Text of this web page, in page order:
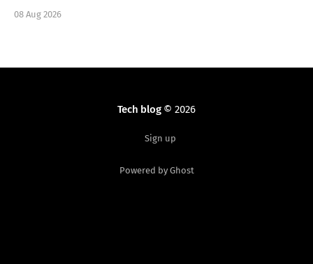
08 Aug 2026
Tech blog© 2026
Sign up
Powered by Ghost